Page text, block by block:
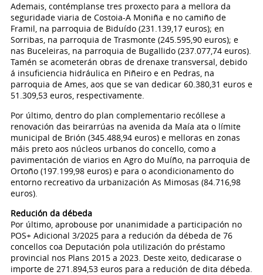
Ademais, contémplanse tres proxecto para a mellora da
seguridade viaria de Costoia-A Moniña e no camiño de
Framil, na parroquia de Biduído (231.139,17 euros); en
Sorribas, na parroquia de Trasmonte (245.595,90 euros); e
nas Buceleiras, na parroquia de Bugallido (237.077,74 euros).
Tamén se acometerán obras de drenaxe transversal, debido
á insuficiencia hidráulica en Piñeiro e en Pedras, na
parroquia de Ames, aos que se van dedicar 60.380,31 euros e
51.309,53 euros, respectivamente.
Por último, dentro do plan complementario recóllese a
renovación das beirarrúas na avenida da Maía ata o límite
municipal de Brión (345.488,94 euros) e melloras en zonas
máis preto aos núcleos urbanos do concello, como a
pavimentación de viarios en Agro do Muíño, na parroquia de
Ortoño (197.199,98 euros) e para o acondicionamento do
entorno recreativo da urbanización As Mimosas (84.716,98
euros).
Redución da débeda
Por último, aprobouse por unanimidade a participación no
POS+ Adicional 3/2025 para a redución da débeda de 76
concellos coa Deputación pola utilización do préstamo
provincial nos Plans 2015 a 2023. Deste xeito, dedicarase o
importe de 271.894,53 euros para a redución de dita débeda.